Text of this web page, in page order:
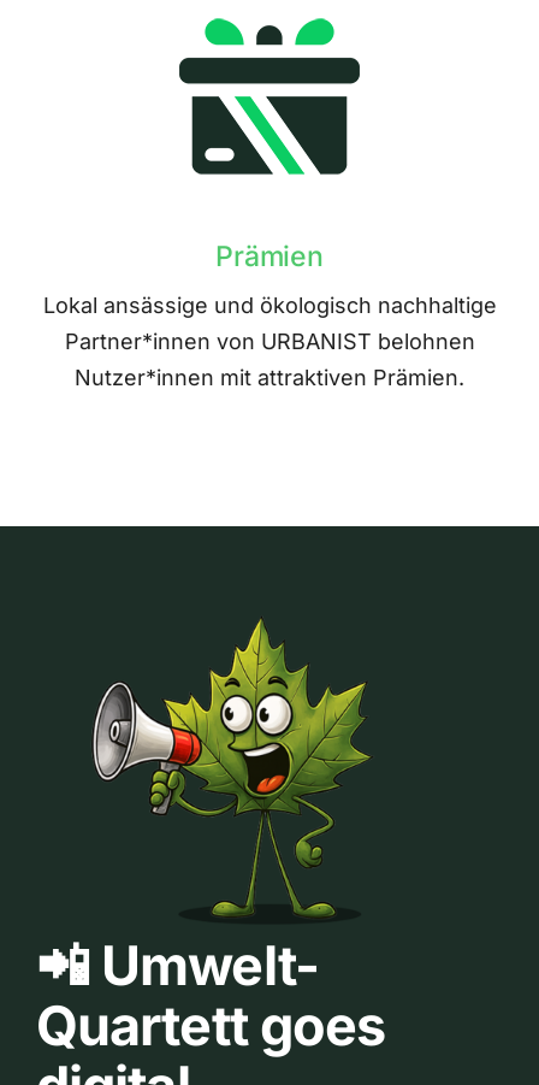
Prämien
Lokal ansässige und ökologisch nachhaltige
Partner*innen von URBANIST belohnen
Nutzer*innen mit attraktiven Prämien.
📲 Umwelt-
Quartett goes